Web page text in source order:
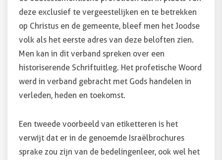
deze exclusief te vergeestelijken en te betrekken
op Christus en de gemeente, bleef men het Joodse
volk als het eerste adres van deze beloften zien.
Men kan in dit verband spreken over een
historiserende Schriftuitleg. Het profetische Woord
werd in verband gebracht met Gods handelen in
verleden, heden en toekomst.
Een tweede voorbeeld van etiketteren is het
verwijt dat er in de genoemde Israëlbrochures
sprake zou zijn van de bedelingenleer, ook wel het